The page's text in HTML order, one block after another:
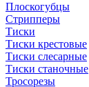
Плоскогубцы
Стрипперы
Тиски
Тиски крестовые
Тиски слесарные
Тиски станочные
Тросорезы